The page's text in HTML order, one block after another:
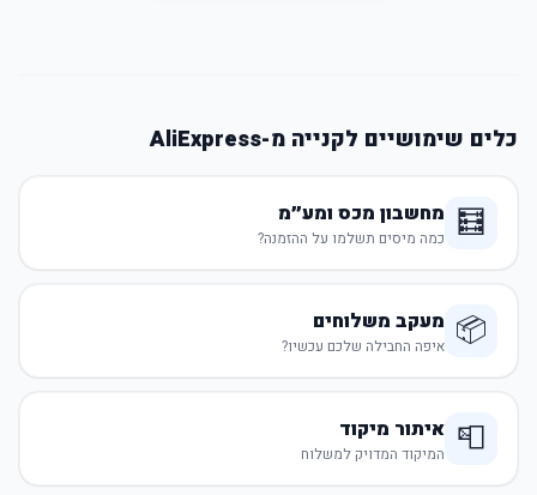
כלים שימושיים לקנייה מ-AliExpress
🧮 מחשבון מכס ומע״מ
כמה מיסים תשלמו על ההזמנה?
📦 מעקב משלוחים
איפה החבילה שלכם עכשיו?
📮 איתור מיקוד
המיקוד המדויק למשלוח